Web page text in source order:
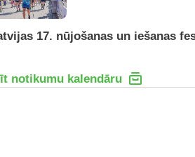
17. nūjošanas un iešanas
notikumu kalendāru